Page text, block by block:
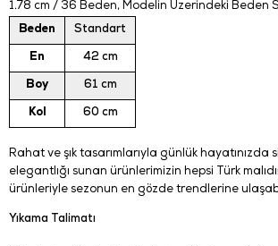
1.78 cm / 36 Beden, Modelin Üzerindeki Beden
Beden
Standart
En 42 cm
Boy 61 cm
Kol 60 cm
Rahat ve şık tasarımlarıyla günlük hayatınızda
elegantlığı sunan ürünlerimizin hepsi Türk
ürünleriyle sezonun en gözde trendlerine
Yıkama Talimatı